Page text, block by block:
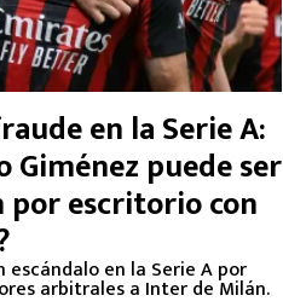
en la Serie A:
Giménez puede ser
por escritorio con
escándalo en la Serie A por
arbitrales a Inter de Milán.